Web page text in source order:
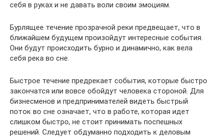
себя в руках и не давать воли своим эмоциям.
Бурлящее течение прозрачной реки предвещает, что в
ближайшем будущем произойдут интересные события.
Они будут происходить бурно и динамично, как вела
себя река во сне.
Быстрое течение предрекает события, которые быстро
закончатся или вовсе обойдут человека стороной. Для
бизнесменов и предпринимателей видеть быстрый
поток во сне означает, что в работе, которая идет
слишком быстро, не стоит принимать поспешных
решений. Следует обдуманно подходить к деловым